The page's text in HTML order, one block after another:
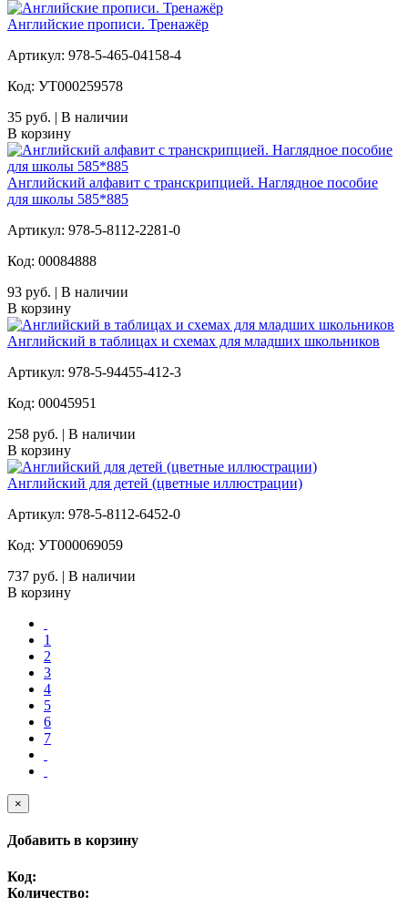
Английские прописи. Тренажёр
Артикул: 978-5-465-04158-4
Код: УТ000259578
35 руб. | В наличии
В корзину
Английский алфавит с транскрипцией. Наглядное пособие
для школы 585*885
Артикул: 978-5-8112-2281-0
Код: 00084888
93 руб. | В наличии
В корзину
Английский в таблицах и схемах для младших школьников
Артикул: 978-5-94455-412-3
Код: 00045951
258 руб. | В наличии
В корзину
Английский для детей (цветные иллюстрации)
Артикул: 978-5-8112-6452-0
Код: УТ000069059
737 руб. | В наличии
В корзину
1
2
3
4
5
6
7
×
Добавить в корзину
Код:
Количество: